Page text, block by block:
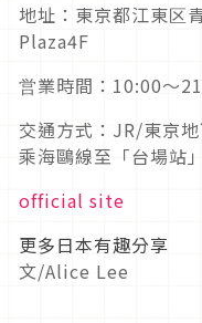
地址：東京都江東
Plaza4F
営業時間：10:00～
交通方式：JR/東京
乘海鷗線至「台場站
official site
更多日本有趣分享
文/Alice Lee